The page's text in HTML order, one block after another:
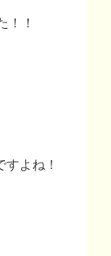
！！
よね！